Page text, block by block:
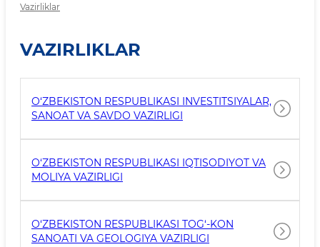
Vazirliklar
VAZIRLIKLAR
O‘ZBEKISTON RESPUBLIKASI INVESTITSIYALAR,
SANOAT VA SAVDO VAZIRLIGI
O‘ZBEKISTON RESPUBLIKASI IQTISODIYOT VA
MOLIYA VAZIRLIGI
O‘ZBEKISTON RESPUBLIKASI TOG‘-KON
SANOATI VA GEOLOGIYA VAZIRLIGI